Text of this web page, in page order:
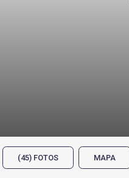
(45) FOTOS MAPA